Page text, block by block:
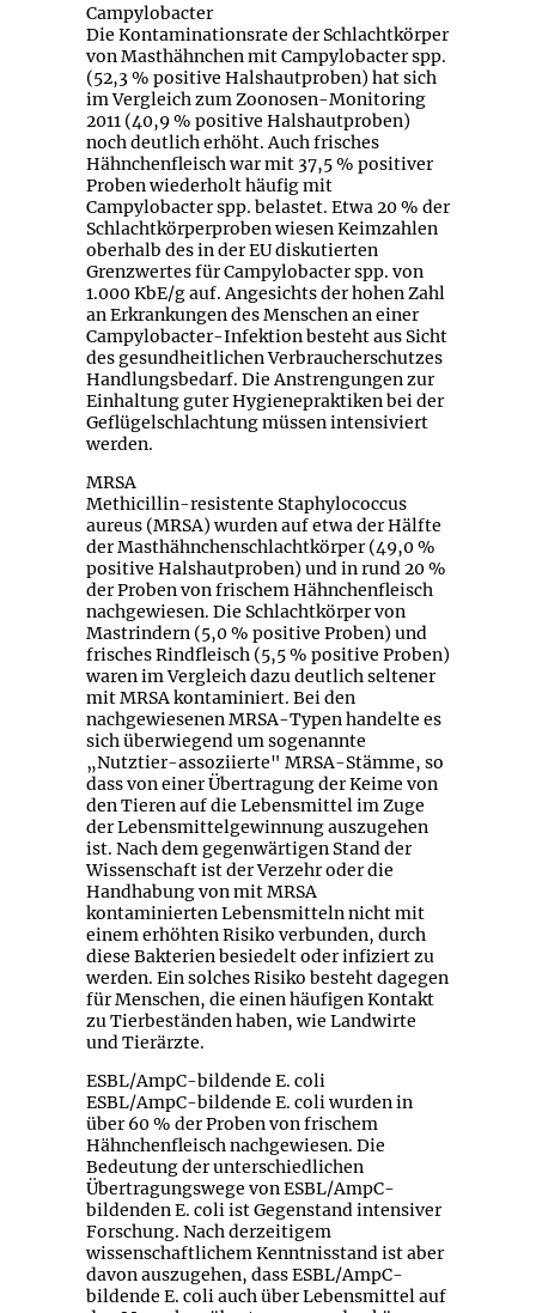
Campylobacter
Die Kontaminationsrate der Schlachtkörper
von Masthähnchen mit Campylobacter spp.
(52,3 % positive Halshautproben) hat sich
im Vergleich zum Zoonosen-Monitoring
2011 (40,9 % positive Halshautproben)
noch deutlich erhöht. Auch frisches
Hähnchenfleisch war mit 37,5 % positiver
Proben wiederholt häufig mit
Campylobacter spp. belastet. Etwa 20 % der
Schlachtkörperproben wiesen Keimzahlen
oberhalb des in der EU diskutierten
Grenzwertes für Campylobacter spp. von
1.000 KbE/g auf. Angesichts der hohen Zahl
an Erkrankungen des Menschen an einer
Campylobacter-Infektion besteht aus Sicht
des gesundheitlichen Verbraucherschutzes
Handlungsbedarf. Die Anstrengungen zur
Einhaltung guter Hygienepraktiken bei der
Geflügelschlachtung müssen intensiviert
werden.
MRSA
Methicillin-resistente Staphylococcus
aureus (MRSA) wurden auf etwa der Hälfte
der Masthähnchenschlachtkörper (49,0 %
positive Halshautproben) und in rund 20 %
der Proben von frischem Hähnchenfleisch
nachgewiesen. Die Schlachtkörper von
Mastrindern (5,0 % positive Proben) und
frisches Rindfleisch (5,5 % positive Proben)
waren im Vergleich dazu deutlich seltener
mit MRSA kontaminiert. Bei den
nachgewiesenen MRSA-Typen handelte es
sich überwiegend um sogenannte
„Nutztier-assoziierte" MRSA-Stämme, so
dass von einer Übertragung der Keime von
den Tieren auf die Lebensmittel im Zuge
der Lebensmittelgewinnung auszugehen
ist. Nach dem gegenwärtigen Stand der
Wissenschaft ist der Verzehr oder die
Handhabung von mit MRSA
kontaminierten Lebensmitteln nicht mit
einem erhöhten Risiko verbunden, durch
diese Bakterien besiedelt oder infiziert zu
werden. Ein solches Risiko besteht dagegen
für Menschen, die einen häufigen Kontakt
zu Tierbeständen haben, wie Landwirte
und Tierärzte.
ESBL/AmpC-bildende E. coli
ESBL/AmpC-bildende E. coli wurden in
über 60 % der Proben von frischem
Hähnchenfleisch nachgewiesen. Die
Bedeutung der unterschiedlichen
Übertragungswege von ESBL/AmpC-
bildenden E. coli ist Gegenstand intensiver
Forschung. Nach derzeitigem
wissenschaftlichem Kenntnisstand ist aber
davon auszugehen, dass ESBL/AmpC-
bildende E. coli auch über Lebensmittel auf